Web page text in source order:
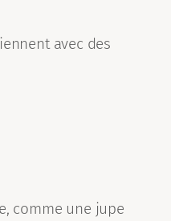
avec des
comme une jupe